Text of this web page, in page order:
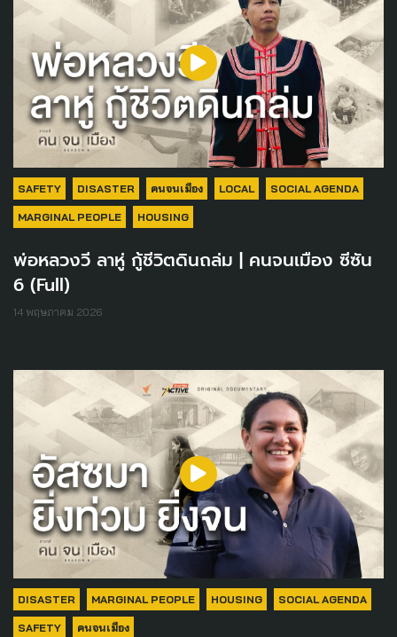
SAFETY DISASTER คนจนเมือง LOCAL SOCIAL AGENDA
MARGINAL PEOPLE HOUSING
พ่อหลวงวี ลาหู่ กู้ชีวิตดินถล่ม | คนจนเมือง ซีซัน
6 (Full)
14 พฤษภาคม 2026
DISASTER MARGINAL PEOPLE HOUSING SOCIAL AGENDA
SAFETY คนจนเมือง